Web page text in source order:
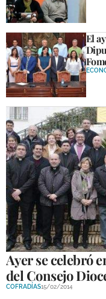
El
Ayer se celebró
del Consejo
COFRADÍAS15/02/2014